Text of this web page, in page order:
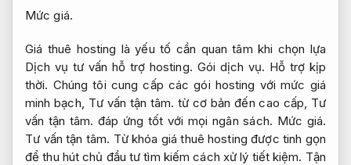
Mức giá.
Giá thuê hosting là yếu tố cần quan tâm khi chọn lựa
Dịch vụ tư vấn hỗ trợ hosting. Gói dịch vụ. Hỗ trợ kịp
thời. Chúng tôi cung cấp các gói hosting với mức giá
minh bạch, Tư vấn tận tâm. từ cơ bản đến cao cấp, Tư
vấn tận tâm. đáp ứng tốt với mọi ngân sách. Mức giá.
Tư vấn tận tâm. Từ khóa giá thuê hosting được tinh gọn
để thu hút chủ đầu tư tìm kiếm cách xử lý tiết kiệm. Tận